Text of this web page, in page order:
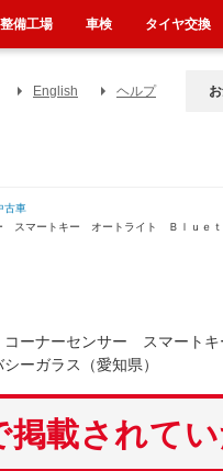
English ヘルプ
古車
マートキー オートライト Ｂｌｕｅｔ
ナーセンサー スマートキ
ガラス（愛知県）
載されて
整備工場 車検 タイヤ交換